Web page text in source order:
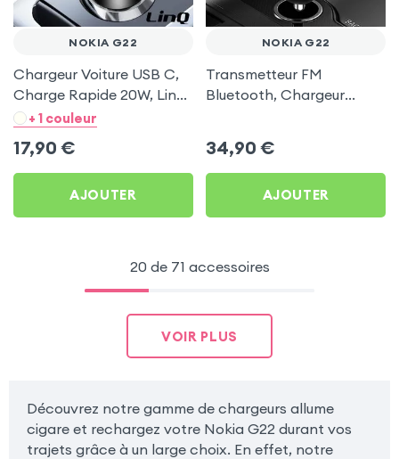
NOKIA G22
Chargeur Voiture USB C,
Charge Rapide 20W, LinQ
- Noir pour Nokia G22
+ 1 couleur
17,90 €
AJOUTER
NOKIA G22
Transmetteur FM
Bluetooth, Chargeur
34,90 €
AJOUTER
20 de 71 accessoires
VOIR PLUS
Découvrez notre gamme de chargeurs allume
cigare et rechargez votre Nokia G22 durant vos
trajets grâce à un large choix. En effet, notre